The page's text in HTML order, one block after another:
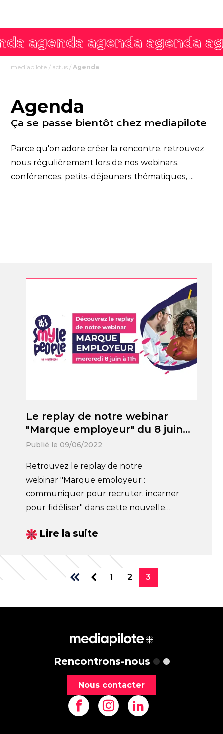
mediapilote / actus /Agenda
Agenda
Ça se passe bientôt chez mediapilote
Parce qu'on adore créer la rencontre, retrouvez
nous régulièrement lors de nos webinars,
conférences, petits-déjeuners thématiques, ...
Le replay de notre webinar
"Marque employeur" du 8 juin
2022 est disponible !
Publié le 09/06/2022
Retrouvez le replay de notre
webinar "Marque employeur :
communiquer pour recruter, incarner
pour fidéliser" dans cette nouvelle
Lire la suite
1 2 3
Rencontrons-nous
Nous contacter